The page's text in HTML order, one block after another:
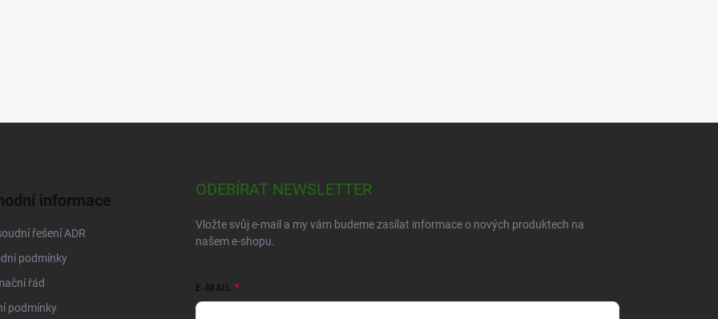
informace
řešení ADR
podmínky
řád
podmínky
ODEBÍRAT NEWSLETTER
Vložte svůj e-mail a my vám budeme zasílat informace o nových produktech na
našem e-shopu.
E-MAIL